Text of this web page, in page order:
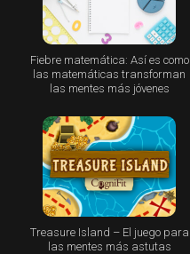
Fiebre matemática: Así es como
las matemáticas transforman
las mentes más jóvenes
Treasure Island – El juego para
las mentes más astutas